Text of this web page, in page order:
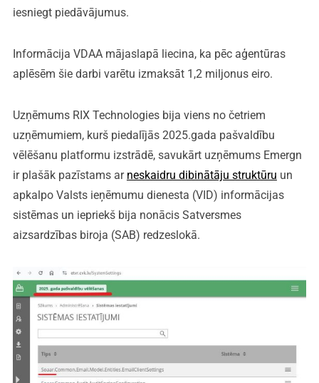
iesniegt piedāvājumus.
Informācija VDAA mājaslapā liecina, ka pēc aģentūras
aplēsēm šie darbi varētu izmaksāt 1,2 miljonus eiro.
Uzņēmums RIX Technologies bija viens no četriem
uzņēmumiem, kurš piedalījās 2025.gada pašvaldību
vēlēšanu platformu izstrādē, savukārt uzņēmums Emergn
ir plašāk pazīstams ar neskaidru dibinātāju struktūru un
apkalpo Valsts ieņēmumu dienesta (VID) informācijas
sistēmas un iepriekš bija nonācis Satversmes
aizsardzības biroja (SAB) redzeslokā.